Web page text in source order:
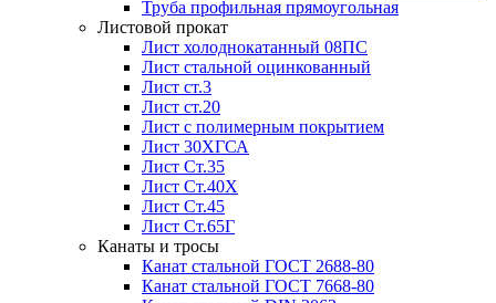
Труба профильная прямоугольная
Листовой прокат
Лист холоднокатанный 08ПС
Лист стальной оцинкованный
Лист ст.3
Лист ст.20
Лист с полимерным покрытием
Лист 30ХГСА
Лист Ст.35
Лист Ст.40Х
Лист Ст.45
Лист Ст.65Г
Канаты и тросы
Канат стальной ГОСТ 2688-80
Канат стальной ГОСТ 7668-80